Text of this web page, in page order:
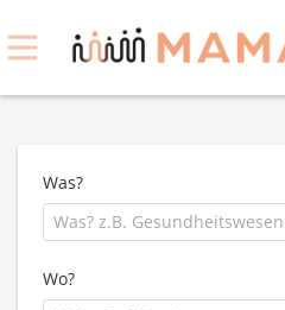
Was?
Wo?